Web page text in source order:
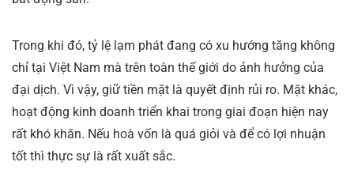
Trong khi đó, tỷ lệ lạm phát đang có xu hướng tăng không
chỉ tại Việt Nam mà trên toàn thế giới do ảnh hưởng của
đại dịch. Vì vậy, giữ tiền mặt là quyết định rủi ro. Mặt khác,
hoạt động kinh doanh triển khai trong giai đoạn hiện nay
rất khó khăn. Nếu hoà vốn là quá giỏi và để có lợi nhuận
tốt thì thực sự là rất xuất sắc.